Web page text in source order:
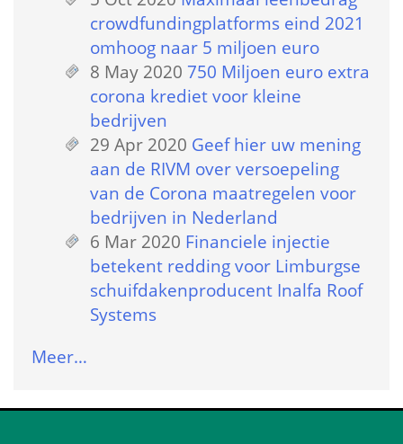
crowdfundingplatforms eind 2021
omhoog naar 5 miljoen euro
8 May 2020 750 Miljoen euro extra
corona krediet voor kleine
bedrijven
29 Apr 2020 Geef hier uw mening
aan de RIVM over versoepeling
van de Corona maatregelen voor
bedrijven in Nederland
6 Mar 2020 Financiele injectie
betekent redding voor Limburgse
schuifdakenproducent Inalfa Roof
Systems
Meer…